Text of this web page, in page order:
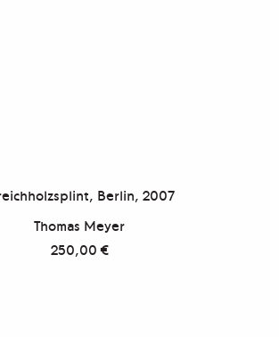
Berlin, 2007
Thomas Meyer
250,00€